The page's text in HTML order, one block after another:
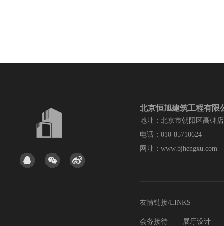
会务接待 展厅设计
北京恒旭建筑工程有限
地址：北京市朝阳区高碑
电话：010-85710624
网址：
友情链接/LINKS